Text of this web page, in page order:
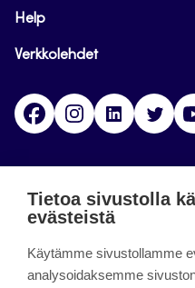
Help
Verkkolehdet
FacebookInstagramLinkedin
ended on September 11,
Tietoa sivustolla
evästeistä
Käytämme sivustollamme
analysoidaksemme